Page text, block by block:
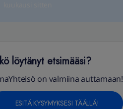
löytänyt etsimääsi?
on valmiina auttamaan!
ESITÄ KYSYMYKSESI TÄÄLLÄ!